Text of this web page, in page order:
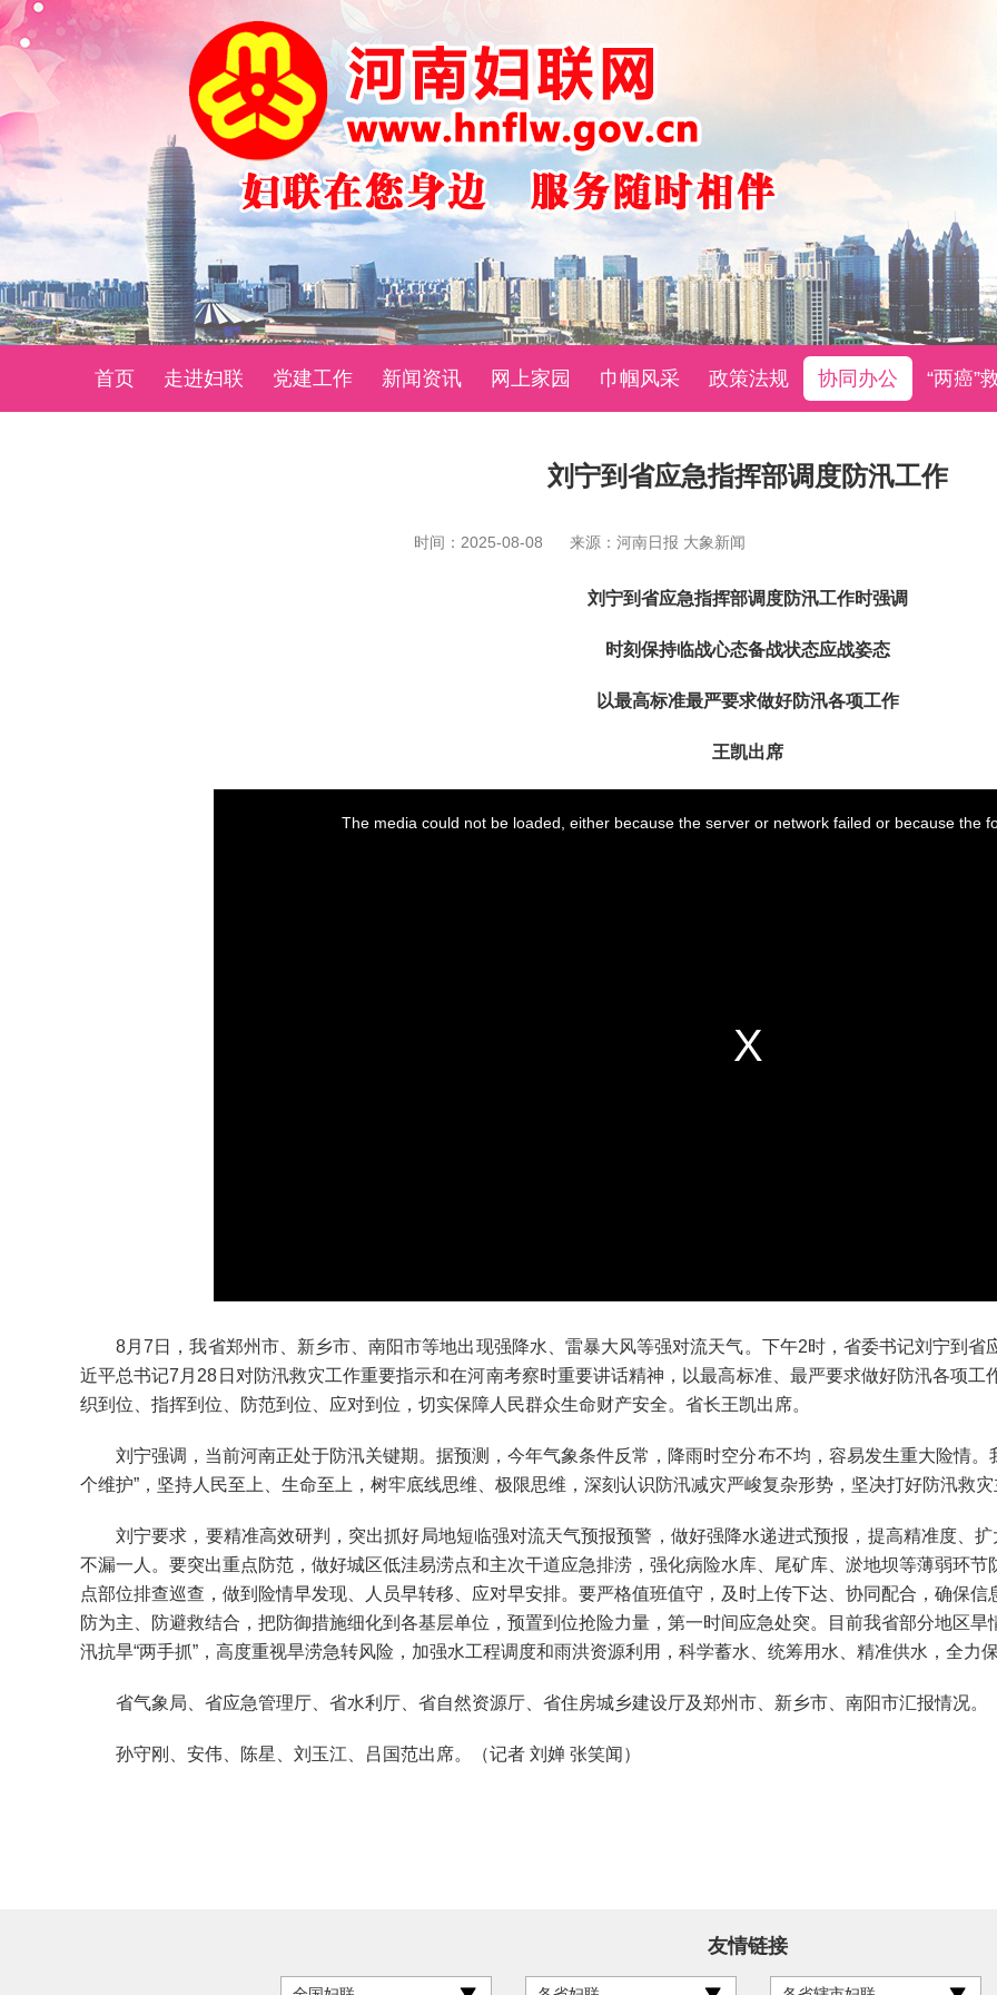
首页 走进妇联 党建工作 新闻资讯 网上家园 巾帼风采 政策法规 协同办公 “两癌”
刘宁到省应急指挥部调度防汛工作
时间：2025-08-08 来源：河南日报 大象新闻
刘宁到省应急指挥部调度防汛工作时强调
时刻保持临战心态备战状态应战姿态
以最高标准最严要求做好防汛各项工作
王凯出席
8月7日，我省郑州市、新乡市、南阳市等地出现强降水、雷暴大风等强对流天气。下午2时，省委书记刘宁到省
近平总书记7月28日对防汛救灾工作重要指示和在河南考察时重要讲话精神，以最高标准、最严要求做好防汛各项
织到位、指挥到位、防范到位、应对到位，切实保障人民群众生命财产安全。省长王凯出席。
刘宁强调，当前河南正处于防汛关键期。据预测，今年气象条件反常，降雨时空分布不均，容易发生重大险情。
个维护”，坚持人民至上、生命至上，树牢底线思维、极限思维，深刻认识防汛减灾严峻复杂形势，坚决打好防汛救
刘宁要求，要精准高效研判，突出抓好局地短临强对流天气预报预警，做好强降水递进式预报，提高精准度、扩
不漏一人。要突出重点防范，做好城区低洼易涝点和主次干道应急排涝，强化病险水库、尾矿库、淤地坝等薄弱环
点部位排查巡查，做到险情早发现、人员早转移、应对早安排。要严格值班值守，及时上传下达、协同配合，确保
防为主、防避救结合，把防御措施细化到各基层单位，预置到位抢险力量，第一时间应急处突。目前我省部分地区
汛抗旱“两手抓”，高度重视旱涝急转风险，加强水工程调度和雨洪资源利用，科学蓄水、统筹用水、精准供水，全力
省气象局、省应急管理厅、省水利厅、省自然资源厅、省住房城乡建设厅及郑州市、新乡市、南阳市汇报情况。
孙守刚、安伟、陈星、刘玉江、吕国范出席。（记者 刘婵 张笑闻）
友情链接